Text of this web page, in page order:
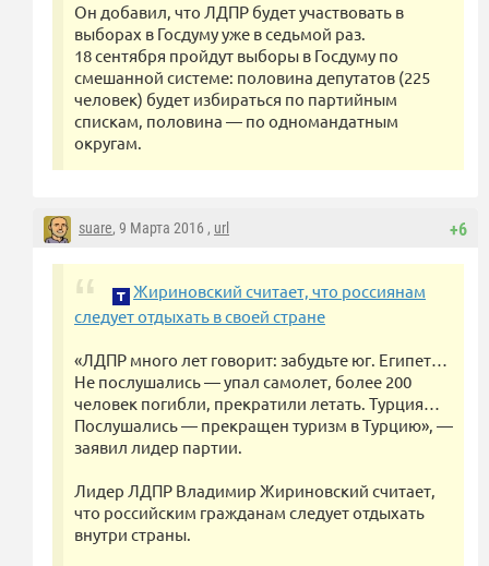
Он добавил, что ЛДПР будет участвовать в
выборах в Госдуму уже в седьмой раз.
18 сентября пройдут выборы в Госдуму по
смешанной системе: половина депутатов (225
человек) будет избираться по партийным
спискам, половина — по одномандатным
округам.
+6
suare, 9 Марта 2016 , url
Жириновский считает, что россиянам
следует отдыхать в своей стране
«ЛДПР много лет говорит: забудьте юг. Египет…
Не послушались — упал самолет, более 200
человек погибли, прекратили летать. Турция…
Послушались — прекращен туризм в Турцию», —
заявил лидер партии.
Лидер ЛДПР Владимир Жириновский считает,
что российским гражданам следует отдыхать
внутри страны.